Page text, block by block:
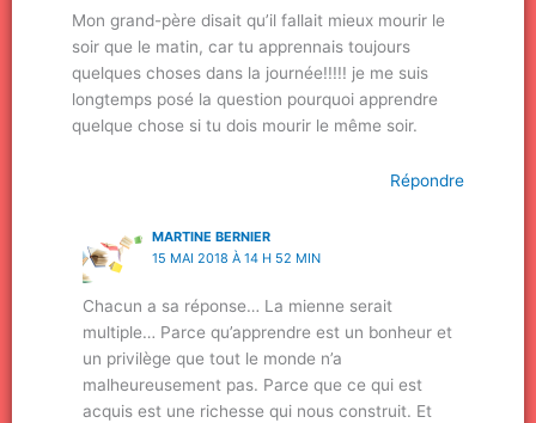
Mon grand-père disait qu’il fallait mieux mourir le
soir que le matin, car tu apprennais toujours
quelques choses dans la journée!!!!! je me suis
longtemps posé la question pourquoi apprendre
quelque chose si tu dois mourir le même soir.
Répondre
MARTINE BERNIER
15 MAI 2018 À 14 H 52 MIN
Chacun a sa réponse… La mienne serait
multiple… Parce qu’apprendre est un bonheur et
un privilège que tout le monde n’a
malheureusement pas. Parce que ce qui est
acquis est une richesse qui nous construit. Et